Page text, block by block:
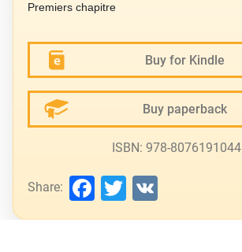
Premiers chapitre
Buy for Kindle
Buy paperback
ISBN: 978-8076191044
Share: Facebook
Twitter